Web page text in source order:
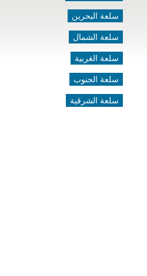
سلعة البحرين
سلعة الشمال
سلعة الغربية
سلعة الجنوب
سلعة الشرقية